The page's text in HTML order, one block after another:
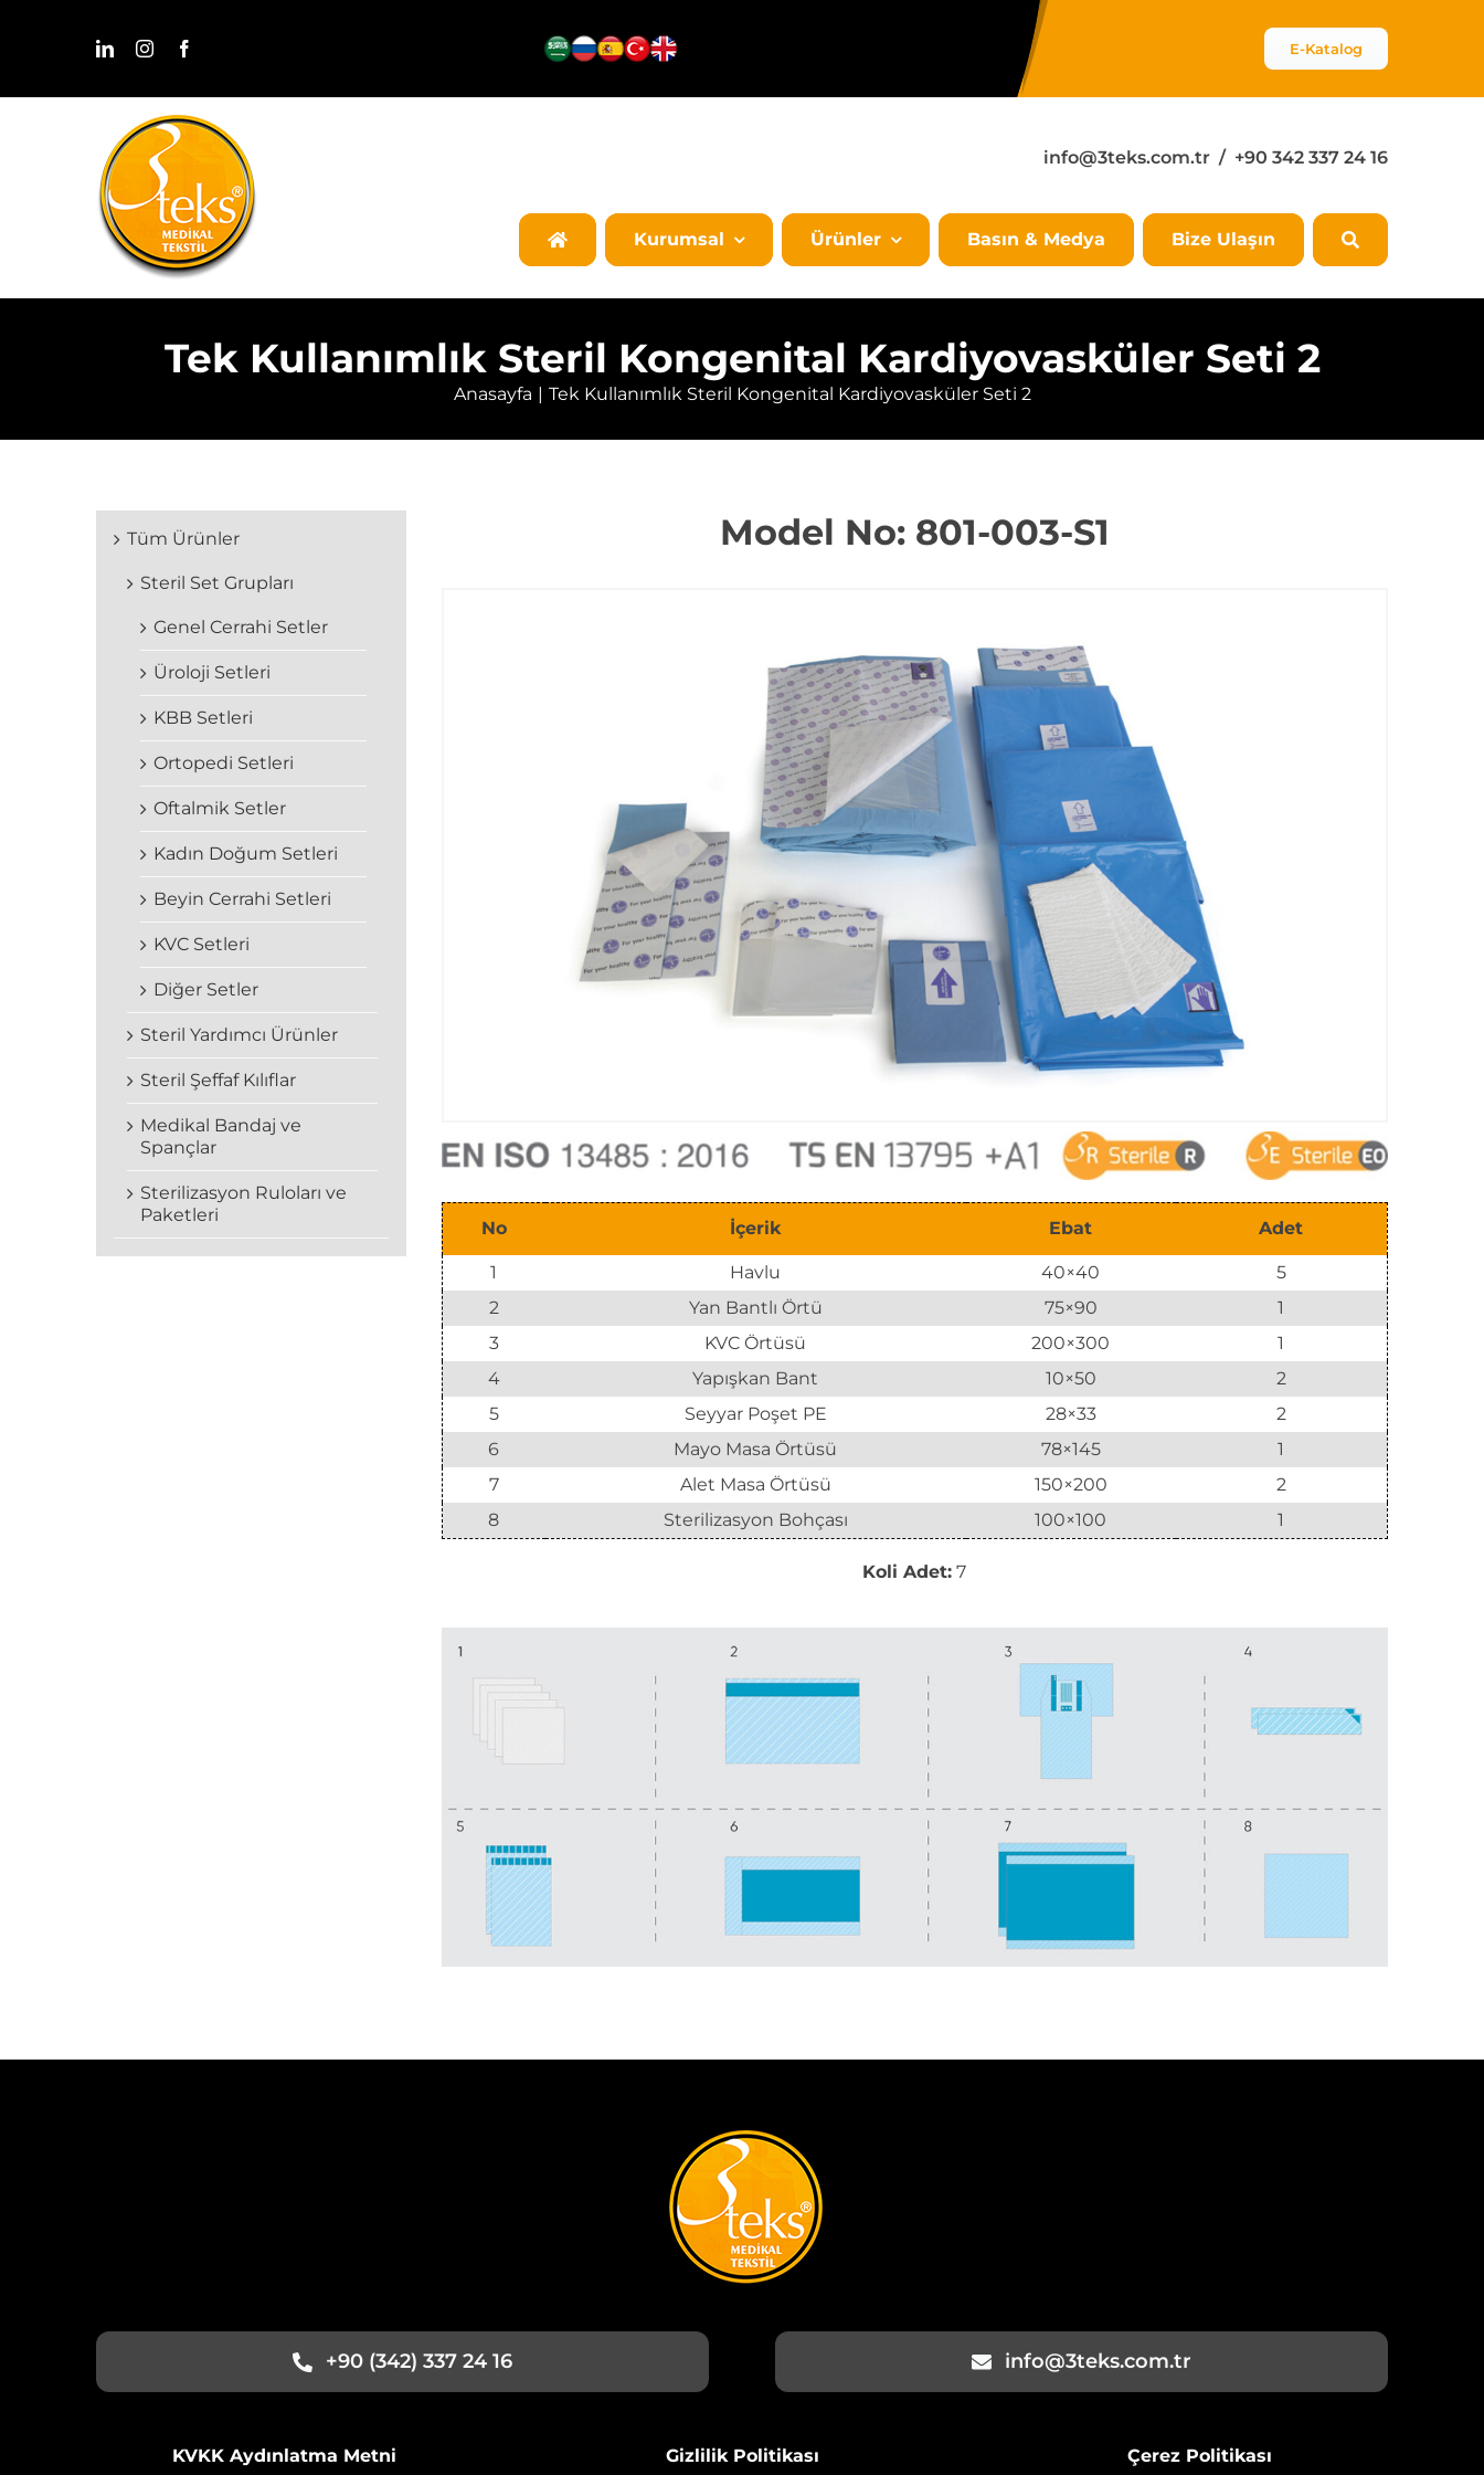
E-Katalog
info@3teks.com.tr / +90 342 337 24 16
Kurumsal Ürünler Basın & Medya Bize Ulaşın
Tek Kullanımlık Steril Kongenital Kardiyovasküler Seti 2
Anasayfa Tek Kullanımlık Steril Kongenital Kardiyovasküler Seti 2
Model No: 801-003-S1
No İçerik Ebat Adet
1 Havlu 40×40
5
2
Yan Bantlı Örtü 75×90
1
3
KVC Örtüsü 200×300
1
4
Yapışkan Bant 10×50
2
5
Seyyar Poşet PE 28×33
2
6
Mayo Masa Örtüsü 78×145
1
7
Alet Masa Örtüsü 150×200
2
8
Sterilizasyon Bohçası 100×100 1
Koli Adet: 7
Tüm Ürünler
Steril Set Grupları
Genel Cerrahi Setler
Üroloji Setleri
KBB Setleri
Ortopedi Setleri
Oftalmik Setler
Kadın Doğum Setleri
Beyin Cerrahi Setleri
KVC Setleri
Diğer Setler
Steril Yardımcı Ürünler
Steril Şeffaf Kılıflar
Medikal Bandaj ve
Spançlar
Sterilizasyon Ruloları ve
Paketleri
+90 (342) 337 24 16 info@3teks.com.tr
KVKK Aydınlatma Metni Gizlilik Politikası Çerez Politikası